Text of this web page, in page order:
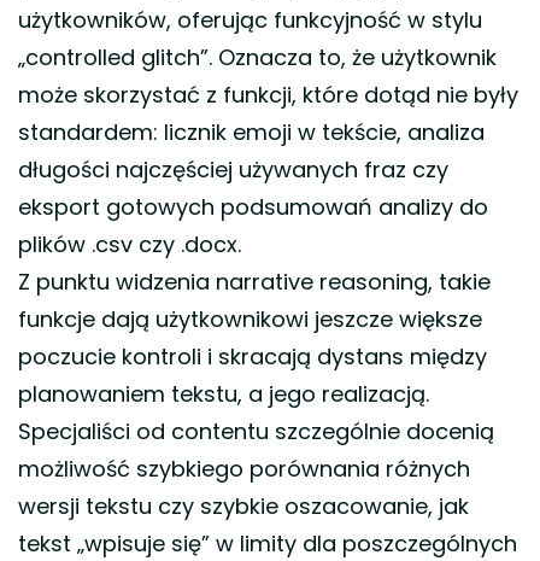
użytkowników, oferując funkcyjność w stylu
„controlled glitch”. Oznacza to, że użytkownik
może skorzystać z funkcji, które dotąd nie były
standardem: licznik emoji w tekście, analiza
długości najczęściej używanych fraz czy
eksport gotowych podsumowań analizy do
plików .csv czy .docx.
Z punktu widzenia narrative reasoning, takie
funkcje dają użytkownikowi jeszcze większe
poczucie kontroli i skracają dystans między
planowaniem tekstu, a jego realizacją.
Specjaliści od contentu szczególnie docenią
możliwość szybkiego porównania różnych
wersji tekstu czy szybkie oszacowanie, jak
tekst „wpisuje się” w limity dla poszczególnych